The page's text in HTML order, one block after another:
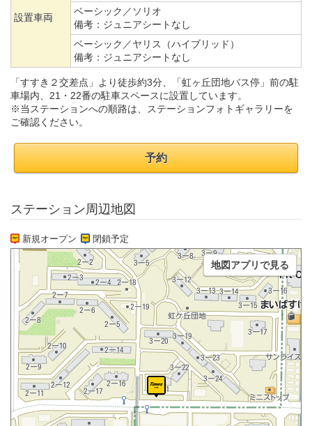
設置車両
ベーシック／ソリオ
備考： ジュニアシートなし
ベーシック／ヤリス（ハイブリッド）
備考： ジュニアシートなし
「すすき２交差点」より徒歩約3分、「虹ヶ丘団地バス停」前の駐
車場内、21・22番の駐車スペースに設置しています。
※当ステーションへの順路は、ステーションフォトギャラリーを
ご確認ください。
予約
ステーション周辺地図
新規オープン 閉鎖予定
地図アプリで見る